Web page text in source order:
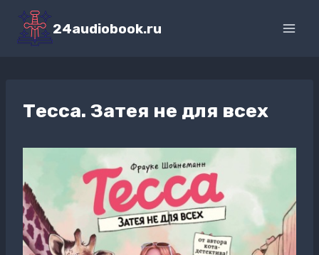
Перейти
содержимому
24audiobook.ru
Тесса. Затея не для всех